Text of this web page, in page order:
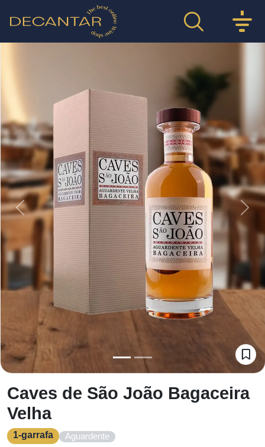
Previous
Caves de São João Bagaceira
Velha
1-garrafa Aguardente